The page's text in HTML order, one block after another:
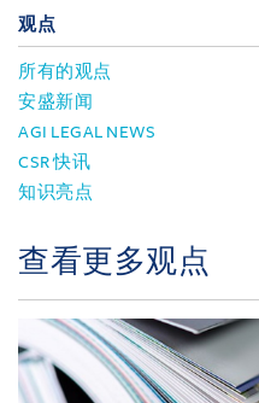
观点
所有的观点
安盛新闻
AGI LEGAL NEWS
CSR 快讯
知识亮点
查看更多观点